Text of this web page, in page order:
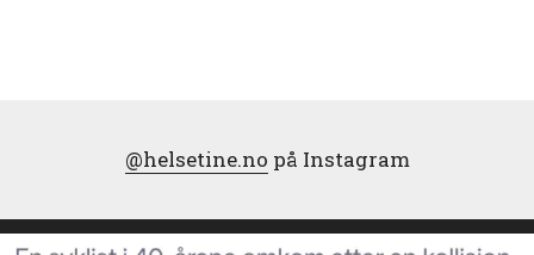
@helsetine.no på Instagram